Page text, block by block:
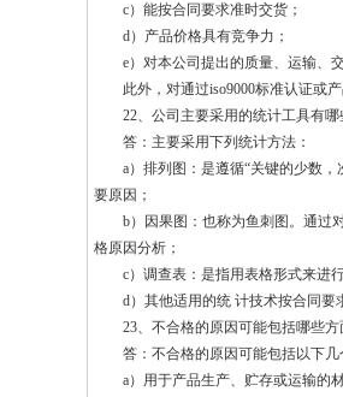
c）能按合同要求准时交货；
d）产品价格具有竞争力；
e）对本公司提出的质量、运输、
此外，对通过iso9000标准认证或产
22、公司主要采用的统计工具有哪
答：主要采用下列统计方法：
a）排列图：是遵循“关键的少数，
要原因；
b）因果图：也称为鱼刺图。通过对
格原因分析；
c）调查表：是指用表格形式来进行
d）其他适用的统 计技术按合同要
23、不合格的原因可能包括哪些方
答：不合格的原因可能包括以下几
a）用于产品生产、贮存或运输的材